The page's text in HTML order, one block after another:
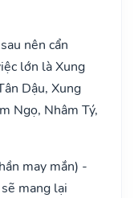
nên cẩn
lớn là Xung
Dậu, Xung
Ngọ, Nhâm Tý,
may mắn) -
mang lại